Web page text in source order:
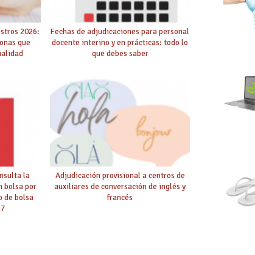
2026:
que
Fechas de adjudicaciones para personal
docente interino y en prácticas: todo lo
que debes saber
la
bolsa por
de bolsa
Adjudicación provisional a centros de
auxiliares de conversación de inglés y
francés